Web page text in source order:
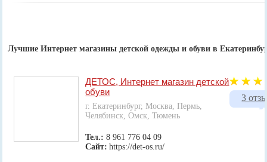
Лучшие Интернет магазины детской одежды и обуви в
3
ДЕТОС, Интернет магазин детской
обуви
г. Екатеринбург, Москва, Пермь,
Челябинск, Омск, Тюмень
Тел.:8 961 776 04 09
Сайт: https://det-os.ru/